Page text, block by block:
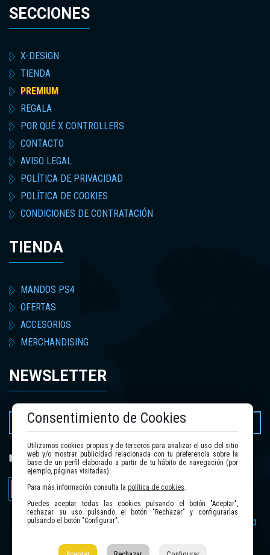
SECCIONES
X-DESIGN
TIENDA
PREMIUM
REGALA
POR QUÉ X CONTROLLERS
CONTACTO
AVISO LEGAL
POLÍTICA DE PRIVACIDAD
POLÍTICA DE COOKIES
CONDICIONES DE CONTRATACIÓN
TIENDA
MANDOS PS4
OFERTAS
ACCESORIOS
MERCHANDISING
NEWSLETTER
He leído y acepto lapolítica de privacidad.
Enviar
Consentimiento de Cookies
Utilizamos cookies propias y de terceros para analizar el uso del sitio
web y/o mostrar publicidad relacionada con tu preferencia sobre la
base de un perfil elaborado a partir de tu hábito de navegación (por
ejemplo, páginas visitadas).
Para más información consulta la política de cookies.
Puedes aceptar todas las cookies pulsando el botón "Aceptar",
rechazar su uso pulsando el botón "Rechazar" y configurarlas
pulsando el botón "Configurar".